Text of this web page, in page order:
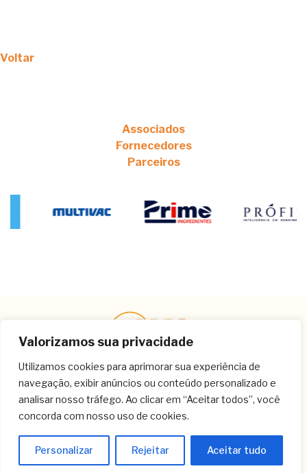
Valorizamos sua privacidade
Utilizamos cookies para aprimorar sua experiência de
navegação, exibir anúncios ou conteúdo personalizado e
analisar nosso tráfego. Ao clicar em “Aceitar todos”, você
concorda com nosso uso de cookies.
Personalizar Rejeitar Aceitar tudo
Voltar
Associados
Fornecedores
Parceiros
Contato
(11) 3259-8266